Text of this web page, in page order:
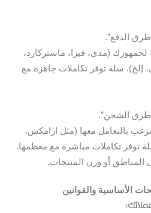
الدفع”.
لجمهورك (مدى، فيزا، ماستركارد،
إلخ). سلة توفر تكاملات جاهزة مع
“طرق الشحن”.
بالتعامل معها (مثل ارامكس،
توفر تكاملات مباشرة مع معظمها.
المناطق أو وزن المنتجات.
الأساسية والقوانين